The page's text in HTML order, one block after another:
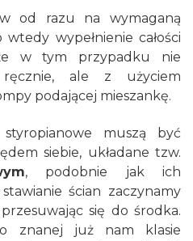
od razu na wymaganą
wypełnienie całości
w tym przypadku nie
ale z użyciem
podającej mieszankę.
muszą być
siebie, układane tzw.
, podobnie jak ich
ścian zaczynamy
się do środka.
znanej już nam klasie